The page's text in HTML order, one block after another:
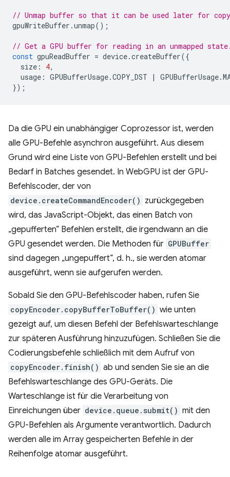
// Unmap buffer so that it can be used later for
gpuWriteBuffer .unmap();
// Get a GPU buffer for reading in an unmapped
const gpuReadBuffer = device.createBuffer({
size : 4,
usage : GPUBufferUsage.COPY_DST | GPUBufferUsage.
});
Da die GPU ein unabhängiger Coprozessor ist, werden
alle GPU-Befehle asynchron ausgeführt. Aus diesem
Grund wird eine Liste von GPU-Befehlen erstellt und bei
Bedarf in Batches gesendet. In WebGPU ist der GPU-
Befehlscoder, der von
device.createCommandEncoder() zurückgegeben
wird, das JavaScript-Objekt, das einen Batch von
„gepufferten“ Befehlen erstellt, die irgendwann an die
GPU gesendet werden. Die Methoden für GPUBuffer
sind dagegen „ungepuffert“, d. h., sie werden atomar
ausgeführt, wenn sie aufgerufen werden.
Sobald Sie den GPU-Befehlscoder haben, rufen Sie
copyEncoder.copyBufferToBuffer() wie unten
gezeigt auf, um diesen Befehl der Befehlswarteschlange
zur späteren Ausführung hinzuzufügen. Schließen Sie die
Codierungsbefehle schließlich mit dem Aufruf von
copyEncoder.finish() ab und senden Sie sie an die
Befehlswarteschlange des GPU-Geräts. Die
Warteschlange ist für die Verarbeitung von
Einreichungen über device.queue.submit() mit den
GPU-Befehlen als Argumente verantwortlich. Dadurch
werden alle im Array gespeicherten Befehle in der
Reihenfolge atomar ausgeführt.